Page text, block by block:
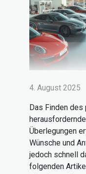
4. August 2025
Das Finden
Überlegungen
Wünsche und
jedoch schnell
folgenden